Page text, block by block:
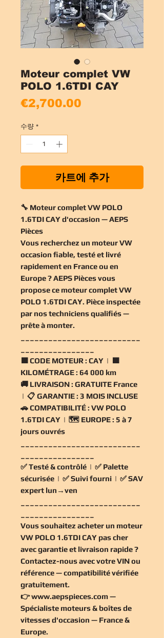
Moteur complet VW
POLO 1.6TDI CAY
€2,700.00
수량 *
카트에 추가
🔧 Moteur complet VW POLO
1.6TDI CAY d'occasion — AEPS
Pièces
Vous recherchez un moteur VW
occasion fiable, testé et livré
rapidement en France ou en
Europe ? AEPS Pièces vous
propose ce moteur complet VW
POLO 1.6TDI CAY. Pièce inspectée
par nos techniciens qualifiés —
prête à monter.
🟧CODE MOTEUR : CAY | 🟧
KILOMÉTRAGE : 64 000 km
🚚 LIVRAISON : GRATUITE France
| 📋 GARANTIE : 3 MOIS INCLUSE
🚗COMPATIBILITÉ : VW POLO
1.6TDI CAY | 🗺️ EUROPE : 5 à 7
jours ouvrés
✅Testé & contrôlé | ✅ Palette
sécurisée | ✅Suivi fourni | ✅SAV
expert lun→ven
Vous souhaitez acheter un moteur
VW POLO 1.6TDI CAY pas cher
avec garantie et livraison rapide ?
Contactez-nous avec votre VIN ou
référence — compatibilité vérifiée
gratuitement.
👉www.aepspieces.com—
Spécialiste moteurs & boîtes de
vitesses d'occasion — France &
Europe.